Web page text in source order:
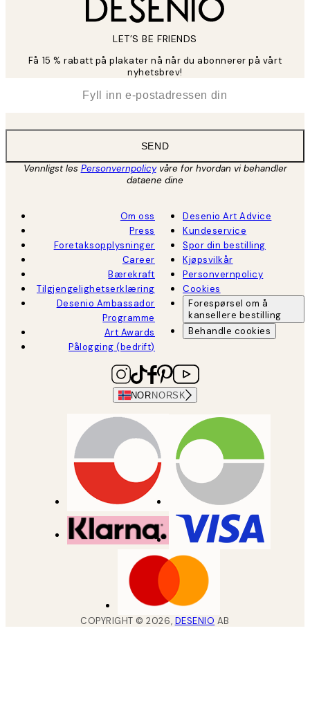
LET’S BE FRIENDS
Få 15 % rabatt på plakater nå når du abonnerer på vårt
nyhetsbrev!
SEND
Vennligst les Personvernpolicyvåre for hvordan vi behandler
dataene dine
Om oss
Press
Foretaksopplysninger
Career
Bærekraft
Tilgjengelighetserklæring
Desenio Ambassador
Programme
Art Awards
Pålogging (bedrift)
Desenio Art Advice
Kundeservice
Spor din bestilling
Kjøpsvilkår
Personvernpolicy
Cookies
Forespørsel om å
kansellere bestilling
Behandle cookies
NOR NORSK
COPYRIGHT ©2026, DESENIO AB